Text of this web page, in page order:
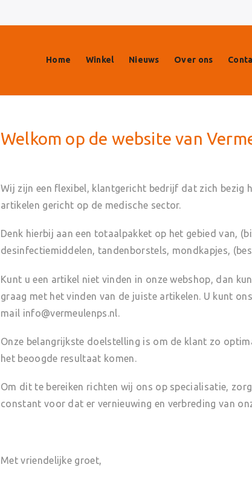
Home Winkel Nieuws Over ons
Welkom op de website van
Wij zijn een flexibel, klantgericht bedrijf dat zich bezig
artikelen gericht op de medische sector.
Denk hierbij aan een totaalpakket op het gebied van,
desinfectiemiddelen, tandenborstels, mondkapjes,
Kunt u een artikel niet vinden in onze webshop, dan
graag met het vinden van de juiste artikelen. U kunt
mail info@vermeulenps.nl.
Onze belangrijkste doelstelling is om de klant zo
het beoogde resultaat komen.
Om dit te bereiken richten wij ons op specialisatie,
constant voor dat er vernieuwing en verbreding van
Met vriendelijke groet,